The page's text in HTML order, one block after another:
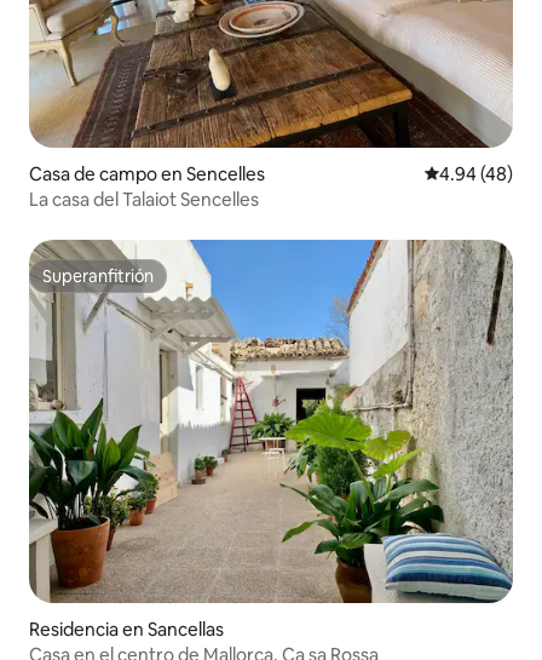
Casa de campo en Sencelles Calificación
4.94 (48)
La casa del Talaiot Sencelles
Superanfitrión
Superanfitrión
Residencia en Sancellas
Casa en el centro de Mallorca. Ca sa Rossa